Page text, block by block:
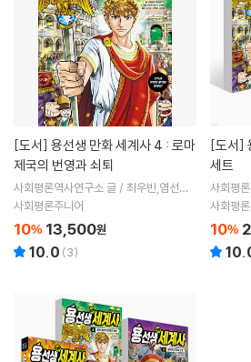
[도서]
제국의 번영과 쇠퇴
사회평론역사연구소 글 / 최우빈,염선규,
신재미 그림 / 정기문 감수
사회평론주니어
10% 13,500원
10.0 (3)
[도서]
세트
사회평
스튜디
사회평
10%